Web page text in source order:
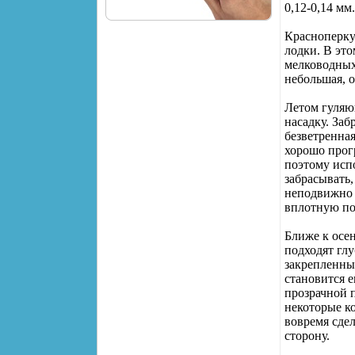
0,12-0,14
лодки. В
небольшая,
Летом
насадку.
хорошо
поэтому
неподвижно
вплотную
Ближе к
подходят
становится
прозрачной
некоторые
вовремя
сторону.